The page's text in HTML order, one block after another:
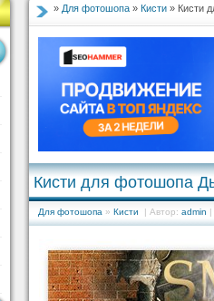
» Для фотошопа » Кисти » Кисти
Кисти для фотошопа
Для фотошопа » Кисти | Автор: admin |